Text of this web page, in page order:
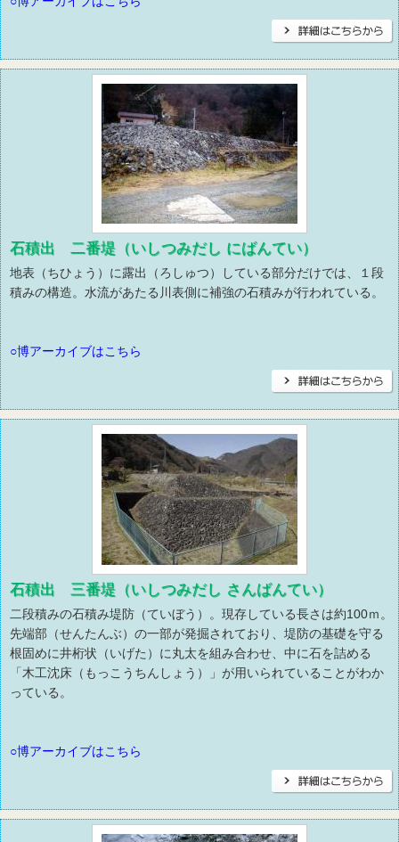
石積出 二番堤（いしつみだし にばんてい）
地表（ちひょう）に露出（ろしゅつ）している部分だけでは、１段
積みの構造。水流があたる川表側に補強の石積みが行われている。
○博アーカイブはこちら
石積出 三番堤（いしつみだし さんばんてい）
二段積みの石積み堤防（ていぼう）。現存している長さは約100ｍ。
先端部（せんたんぶ）の一部が発掘されており、堤防の基礎を守る
根固めに井桁状（いげた）に丸太を組み合わせ、中に石を詰める
「木工沈床（もっこうちんしょう）」が用いられていることがわか
っている。
○博アーカイブはこちら